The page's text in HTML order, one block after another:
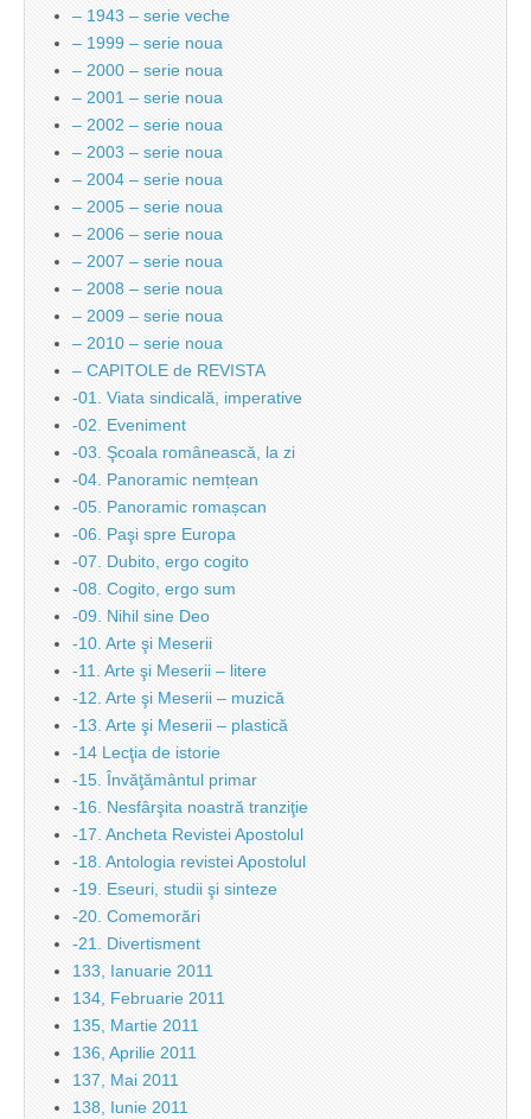
– 1943 – serie veche
– 1999 – serie noua
– 2000 – serie noua
– 2001 – serie noua
– 2002 – serie noua
– 2003 – serie noua
– 2004 – serie noua
– 2005 – serie noua
– 2006 – serie noua
– 2007 – serie noua
– 2008 – serie noua
– 2009 – serie noua
– 2010 – serie noua
– CAPITOLE de REVISTA
-01. Viata sindicală, imperative
-02. Eveniment
-03. Şcoala românească, la zi
-04. Panoramic nemțean
-05. Panoramic romașcan
-06. Paşi spre Europa
-07. Dubito, ergo cogito
-08. Cogito, ergo sum
-09. Nihil sine Deo
-10. Arte şi Meserii
-11. Arte şi Meserii – litere
-12. Arte şi Meserii – muzică
-13. Arte şi Meserii – plastică
-14 Lecţia de istorie
-15. Învăţământul primar
-16. Nesfârşita noastră tranziţie
-17. Ancheta Revistei Apostolul
-18. Antologia revistei Apostolul
-19. Eseuri, studii şi sinteze
-20. Comemorări
-21. Divertisment
133, Ianuarie 2011
134, Februarie 2011
135, Martie 2011
136, Aprilie 2011
137, Mai 2011
138, Iunie 2011